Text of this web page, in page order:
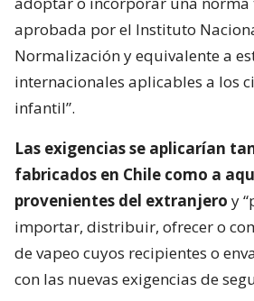
aprobada por el Instituto
Normalización y equivalente a
internacionales aplicables a los
infantil”.
Las exigencias se aplicarían
fabricados en Chile como a
provenientes del extranjero y
importar, distribuir, ofrecer o
de vapeo cuyos recipientes o
con las nuevas exigencias de